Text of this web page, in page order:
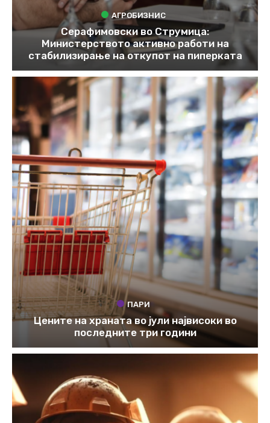
АГРОБИЗНИС
Серафимовски во Струмица:
Министерството активно работи на
стабилизирање на откупот на пиперката
ПАРИ
Цените на храната во јули највисоки во
последните три години